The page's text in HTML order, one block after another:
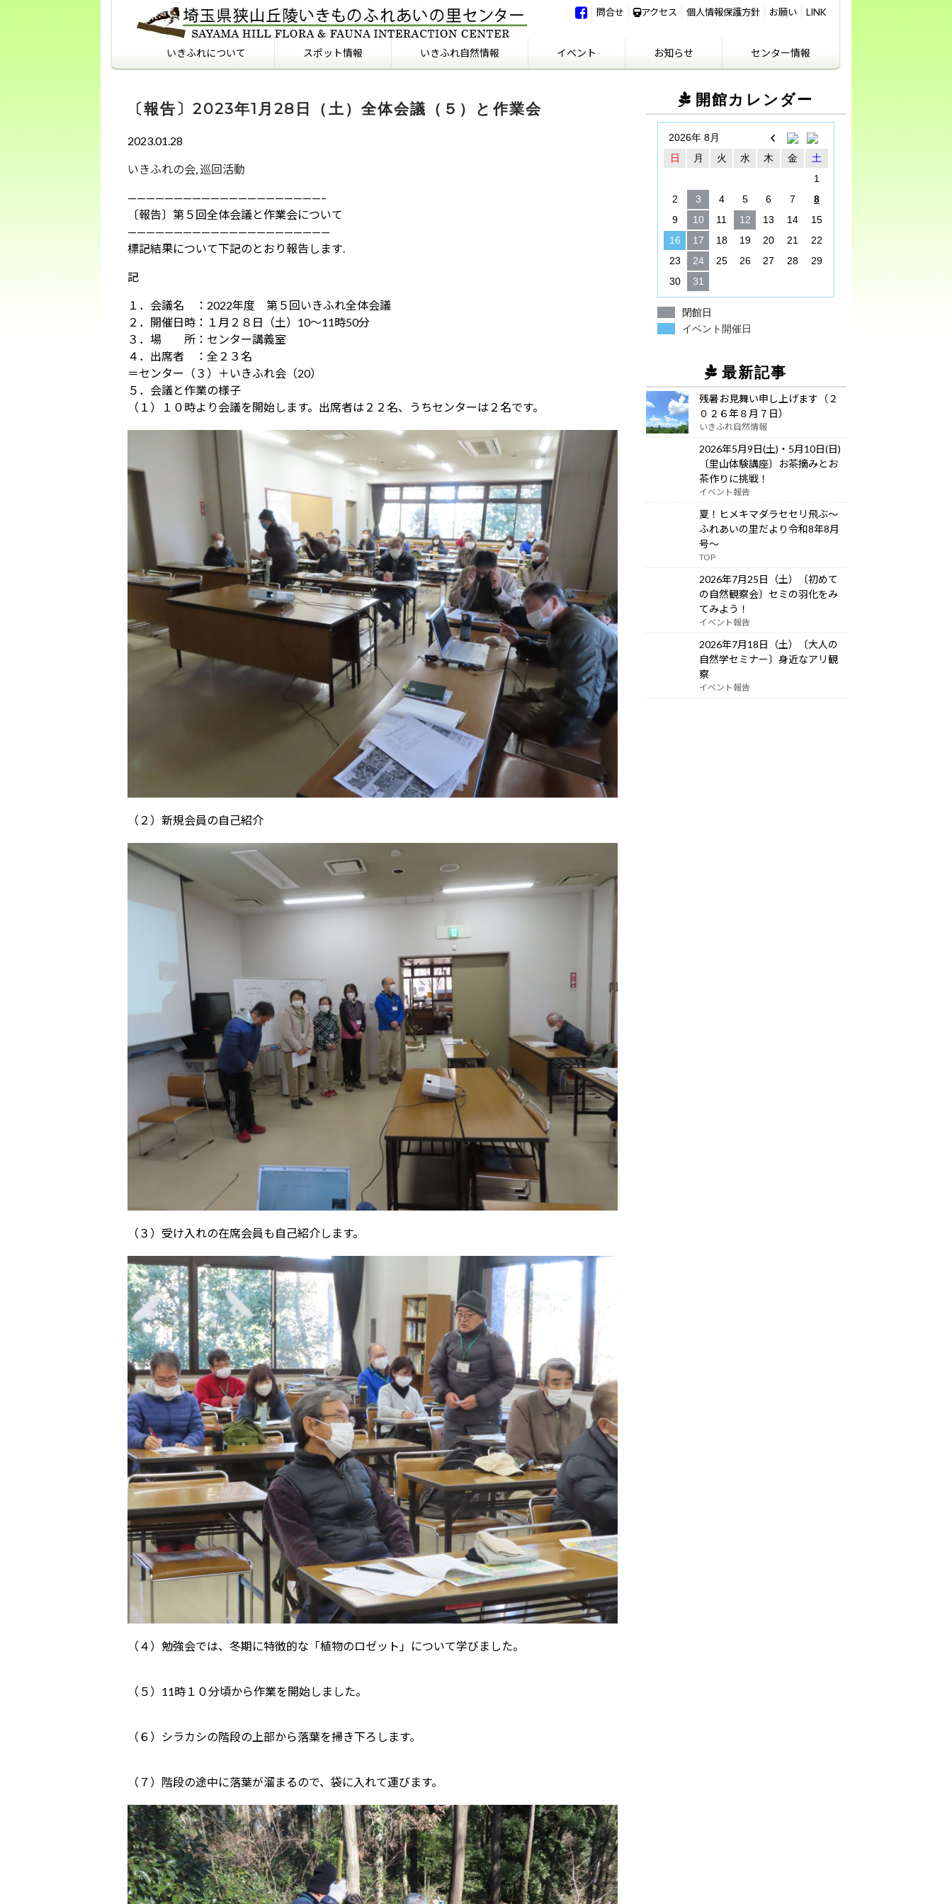
問合せ アクセス 個人情報保護方針 お願い LINK
いきふれについて
ていますか？
スポット情報 いきふれ自然情報 イベント お知らせ センター情報
いて
〔報告〕2023年1月28日（土）全体会議（５）と作業会
2023.01.28
いきふれの会,巡回活動
—————————————————————–
〔報告〕第５回全体会議と作業会について
——————————————————————
標記結果について下記のとおり報告します.
記
１．会議名 ：2022年度 第５回いきふれ全体会議
２．開催日時：１月２８日（土）10～11時50分
３．場 所：センター講義室
４．出席者 ：全２３名
＝センター（３）＋いきふれ会（20）
５．会議と作業の様子
（１）１０時より会議を開始します。出席者は２２名、うちセンターは２名です。
（２）新規会員の自己紹介
（３）受け入れの在席会員も自己紹介します。
（４）勉強会では、冬期に特徴的な「植物のロゼット」について学びました。
（５）11時１０分頃から作業を開始しました。
（６）シラカシの階段の上部から落葉を掃き下ろします。
（７）階段の途中に落葉が溜まるので、袋に入れて運びます。
開館カレンダー
2026年 8月
日
月 火 水 木 金
土
1
2
3 4 5 6 7
8
9
10 11 12 13 14
15
16
17 18 19 20 21
22
23
24 25 26 27 28
29
30
31
閉館日
イベント開催日
最新記事
残暑お見舞い申し上げます（２
０２６年８月７日）
いきふれ自然情報
2026年5月9日(土)・5月10日(日)
〔里山体験講座〕お茶摘みとお
茶作りに挑戦！
イベント報告
夏！ヒメキマダラセセリ飛ぶ～
ふれあいの里だより令和8年8月
号～
TOP
2026年7月25日（土）〔初めて
の自然観察会〕セミの羽化をみ
てみよう！
イベント報告
2026年7月18日（土）〔大人の
自然学セミナー〕身近なアリ観
察
イベント報告